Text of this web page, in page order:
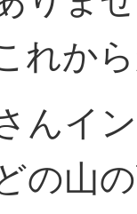
れか
んイ
の山